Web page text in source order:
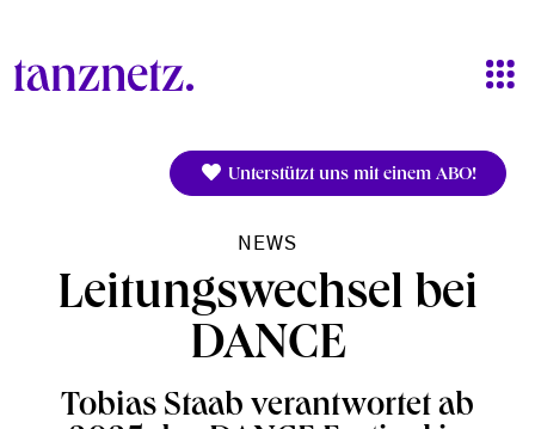
Unterstützt uns mit einem ABO!
NEWS
Leitungswechsel bei
DANCE
Tobias Staab verantwortet ab